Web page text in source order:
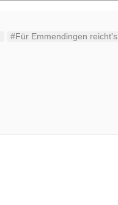
#Für Emmendingen reicht's